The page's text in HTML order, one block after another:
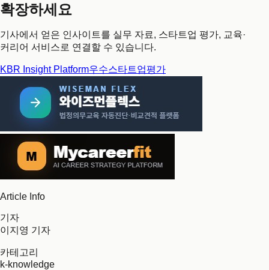
확장하세요
기사에서 얻은 인사이트를 실무 자료, 스타트업 평가, 교육·
커리어 서비스로 연결할 수 있습니다.
KBR Insight Platform우수스타트업평가
Article Info
기자
이지영 기자
카테고리
k-knowledge